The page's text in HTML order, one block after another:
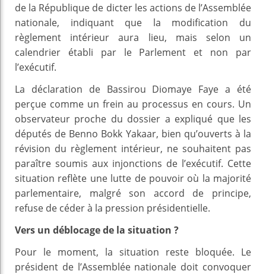
de la République de dicter les actions de l’Assemblée
nationale, indiquant que la modification du
règlement intérieur aura lieu, mais selon un
calendrier établi par le Parlement et non par
l’exécutif.
La déclaration de Bassirou Diomaye Faye a été
perçue comme un frein au processus en cours. Un
observateur proche du dossier a expliqué que les
députés de Benno Bokk Yakaar, bien qu’ouverts à la
révision du règlement intérieur, ne souhaitent pas
paraître soumis aux injonctions de l’exécutif. Cette
situation reflète une lutte de pouvoir où la majorité
parlementaire, malgré son accord de principe,
refuse de céder à la pression présidentielle.
Vers un déblocage de la situation ?
Pour le moment, la situation reste bloquée. Le
président de l’Assemblée nationale doit convoquer